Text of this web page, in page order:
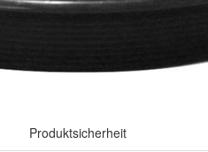
Produktsicherheit